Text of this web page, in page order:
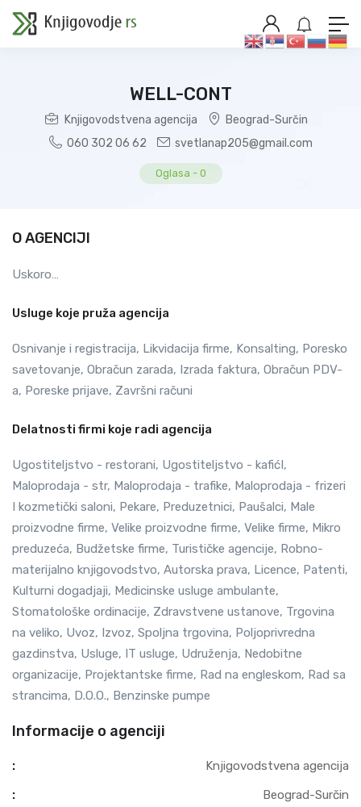
WELL-CONT
Knjigovodstvena agencija
Beograd-Surčin
060 302 06 62
svetlanap205@gmail.com
Oglasa - 0
O AGENCIJI
Uskoro…
Usluge koje pruža agencija
Osnivanje i registracija, Likvidacija firme, Konsalting, Poresko
savetovanje, Obračun zarada, Izrada faktura, Obračun PDV-
a, Poreske prijave, Završni računi
Delatnosti firmi koje radi agencija
Ugostiteljstvo - restorani, Ugostiteljstvo - kafićI,
Maloprodaja - str, Maloprodaja - trafike, Maloprodaja - frizeri
I kozmetički saloni, Pekare, Preduzetnici, Paušalci, Male
proizvodne firme, Velike proizvodne firme, Velike firme, Mikro
preduzeća, Budžetske firme, Turističke agencije, Robno-
materijalno knjigovodstvo, Autorska prava, Licence, Patenti,
Kulturni dogadjaji, Medicinske usluge ambulante,
Stomatološke ordinacije, Zdravstvene ustanove, Trgovina
na veliko, Uvoz, Izvoz, Spoljna trgovina, Poljoprivredna
gazdinstva, Usluge, IT usluge, Udruženja, Nedobitne
organizacije, Projektantske firme, Rad na engleskom, Rad sa
strancima, D.O.O., Benzinske pumpe
Informacije o agenciji
: Knjigovodstvena agencija
: Beograd-Surčin